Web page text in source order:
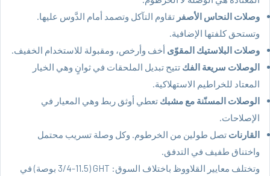
وصلات النحاس الأصفر تقاوم التآكل وتصمد أمام الدَّوس عليها.
وتستحق كلفتها الإضافية.
وصلات البلاستيك المقوّى أخف وأرخص، ومقبولة للاستخدام الخفيف.
الوصلات سريعة الفك تتيح تبديل الملحقات في ثوانٍ وهي الخيار
المعتاد للخراطيم الاستهلاكية.
الوصلات المسنّنة مع مشبك تعطي أوثق ربط وهي المعيار في
الإصلاحات.
القارنات تصل طولين من الخرطوم. وكل وصلة تسريب محتمل
واختناق طفيف في التدفق.
وتختلف معايير القلاووظ باختلاف السوق: GHT (3/4-11.5 بوصة) في